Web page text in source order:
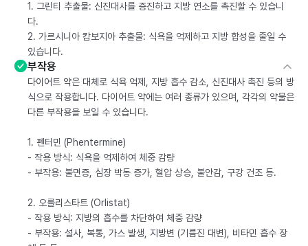
1. 그린티 추출물: 신진대사를 증진하고 지방 연소를 촉진할 수 있습니
다.
2. 가르시니아 캄보지아 추출물: 식욕을 억제하고 지방 합성을 줄일 수
있습니다.
부작용
다이어트 약은 대체로 식욕 억제, 지방 흡수 감소, 신진대사 촉진 등의 방
식으로 작용합니다. 다이어트 약에는 여러 종류가 있으며, 각각의 약물은
다른 부작용을 보일 수 있습니다.
1. 펜터민 (Phentermine)
- 작용 방식: 식욕을 억제하여 체중 감량
- 부작용: 불면증, 심장 박동 증가, 혈압 상승, 불안감, 구강 건조 등.
2. 오를리스타트 (Orlistat)
- 작용 방식: 지방의 흡수를 차단하여 체중 감량
- 부작용: 설사, 복통, 가스 발생, 지방변 (기름진 대변), 비타민 흡수 장